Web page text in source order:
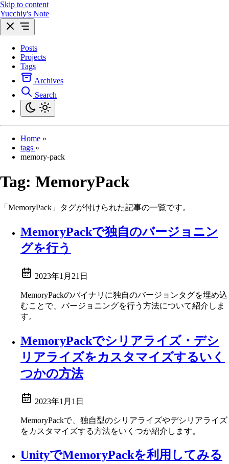
Skip to content
Yucchiy's Note
Posts
Projects
Tags
Archives
Search
Home »
tags »
memory-pack
Tag: MemoryPack
「MemoryPack」タグが付けられた記事の一覧です。
MemoryPackで独自のバージョニン
グを行う
2023年1月21日
MemoryPackのバイナリに独自のバージョンタグを埋め込
むことで、バージョニングを行う方法について紹介しま
す。
MemoryPackでシリアライズ・デシ
リアライズをカスタマイズするいく
つかの方法
2023年1月1日
MemoryPackで、独自型のシリアライズやデシリアライズ
をカスタマイズする方法をいくつか紹介します。
UnityでMemoryPackを利用してみる